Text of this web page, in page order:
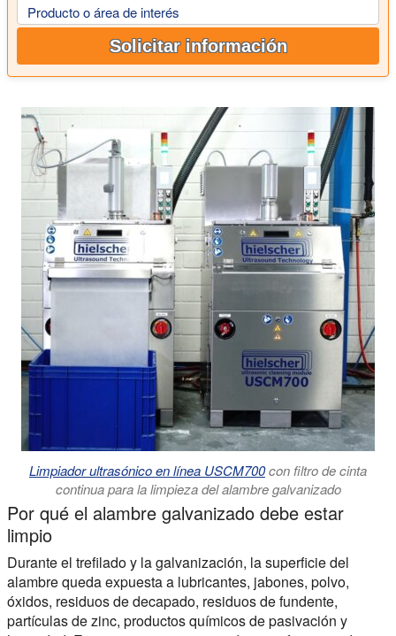
Producto o área de interés
Solicitar información
Limpiador ultrasónico en línea USCM700con filtro de cinta
continua para la limpieza del alambre galvanizado
Por qué el alambre galvanizado debe estar
limpio
Durante el trefilado y la galvanización, la superficie del
alambre queda expuesta a lubricantes, jabones, polvo,
óxidos, residuos de decapado, residuos de fundente,
partículas de zinc, productos químicos de pasivación y